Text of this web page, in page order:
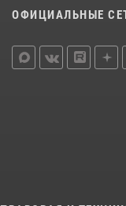
ОФИЦИАЛЬНЫЕ